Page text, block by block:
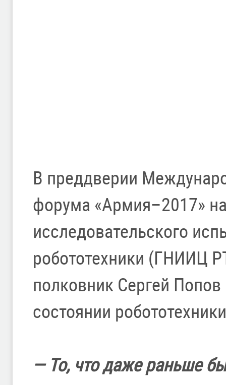
В преддверии
форума «Армия–2017»
исследовательского
робототехники (ГНИИЦ
полковник Сергей
состоянии
— То, что даже раньше